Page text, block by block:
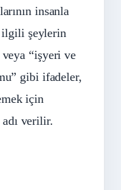
insanla
ilgili şeylerin
veya “işyeri ve
gibi ifadeler,
için
verilir.